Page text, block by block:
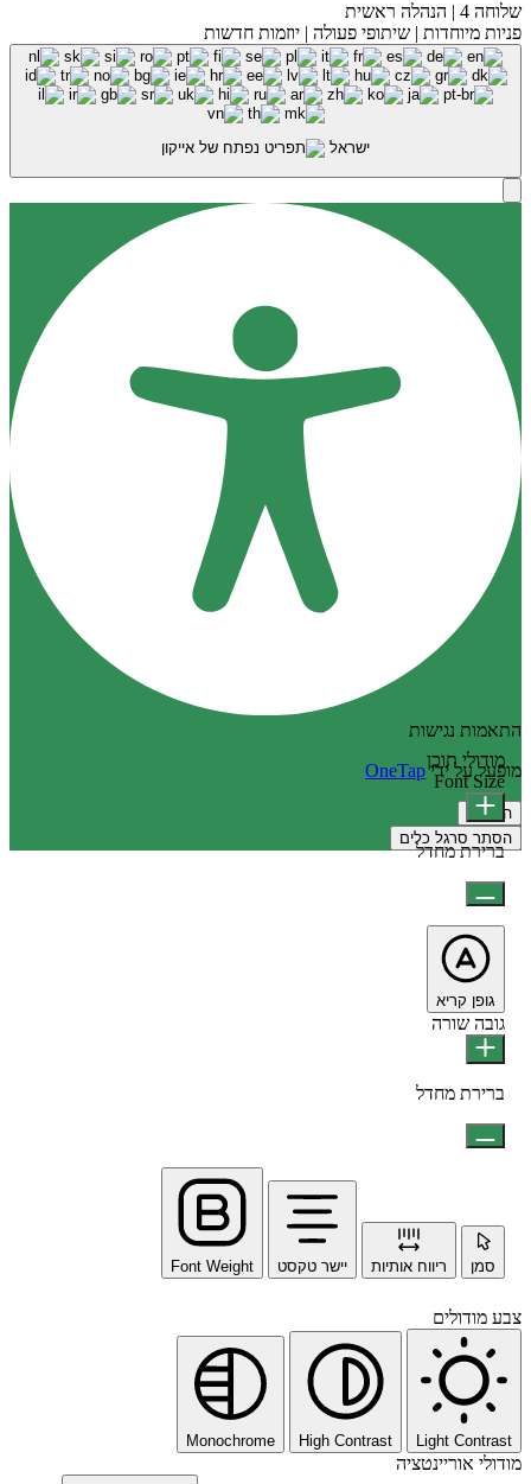
שלוחה 4 | הנהלה ראשית
פניות מיוחדות | שיתופי פעולה | יוזמות חדשות
ישראל
התאמות נגישות
מופעל על ידיOneTap
הצהרה
הסתר סרגל כלים
מודולי תוכן
Font Size
ברירת מחדל
גופן קריא
גובה שורה
ברירת מחדל
סמן ריווח אותיות יישר טקסט Font Weight
צבע מודולים
Light Contrast
High Contrast
Monochrome
מודולי אוריינטציה